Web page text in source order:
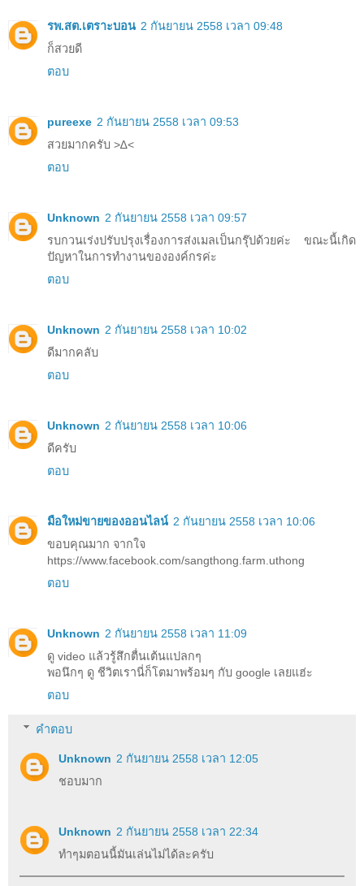
รพ.สต.เตราะบอน 2 กันยายน 2558 เวลา 09:48
ก็สวยดี
ตอบ
pureexe 2 กันยายน 2558 เวลา 09:53
สวยมากครับ >∆<
ตอบ
Unknown 2 กันยายน 2558 เวลา 09:57
รบกวนเร่งปรับปรุงเรื่องการส่งเมลเป็นกรุ๊ปด้วยค่ะ ขณะนี้เกิด
ปัญหาในการทำงานขององค์กรค่ะ
ตอบ
Unknown 2 กันยายน 2558 เวลา 10:02
ดีมากคลับ
ตอบ
Unknown 2 กันยายน 2558 เวลา 10:06
ดีครับ
ตอบ
มือใหม่ขายของออนไลน์ 2 กันยายน 2558 เวลา 10:06
ขอบคุณมาก จากใจ
https://www.facebook.com/sangthong.farm.uthong
ตอบ
Unknown 2 กันยายน 2558 เวลา 11:09
ดู video แล้วรู้สึกตื่นเต้นแปลกๆ
พอนึกๆ ดู ชีวิตเรานี่ก็โตมาพร้อมๆ กับ google เลยแฮ่ะ
ตอบ
คำตอบ
Unknown 2 กันยายน 2558 เวลา 12:05
ชอบมาก
Unknown 2 กันยายน 2558 เวลา 22:34
ทำๆมตอนนี้มันเล่นไม่ได้ละครับ